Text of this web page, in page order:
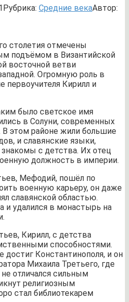
Рубрика: Средние векаАвтор:
столетия отмечены
подъёмом в Византийской
восточной ветви
Огромную роль в
первоучителя Кирилл и
было светское имя
в Солуни, современных
В этом районе жили большие
и славянские языки,
с детства. Их отец
должность в империи.
Мефодий, пошёл по
военную карьеру, он даже
славянской областью.
и удалился в монастырь на
Кирилл, с детства
способностями.
Константинополя, и он
Михаила Третьего, где
отличался сильным
религиозным
стал библиотекарем